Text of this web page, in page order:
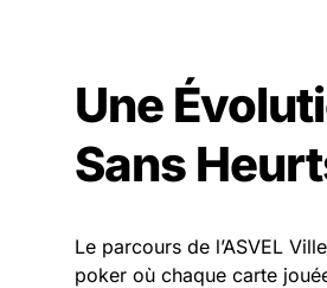
Une
Sans
Le parcours de l’ASVEL
poker où chaque carte